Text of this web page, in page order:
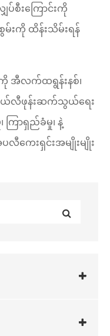
ပ်စီးကြောင်းကို
မ်းကို ထိန်းသိမ်းရန်
ကို အီလက်ထရွန်းနစ်၊
ယ်လီဖုန်းဆက်သွယ်ရေး
ကြာရှည်ခံမှု၊ နဲ့
ကေးရှင်းအမျိုးမျိုး